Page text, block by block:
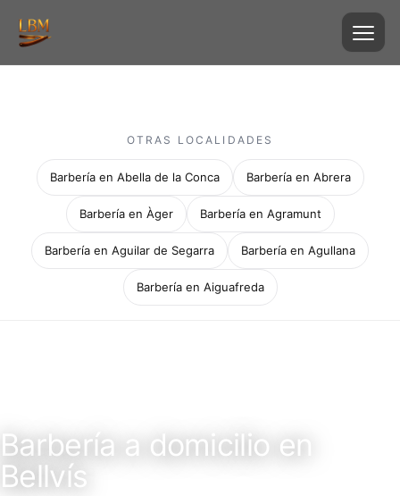
OTRAS LOCALIDADES
Barbería en Abella de la Conca Barbería en Abrera
Barbería en Àger Barbería en Agramunt
Barbería en Aguilar de Segarra Barbería en Agullana
Barbería en Aiguafreda
Barbería a domicilio en
Bellvís